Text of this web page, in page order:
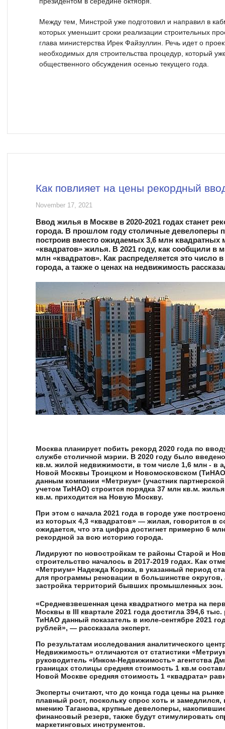
Между тем, Минстрой уже подготовил и направил в
которых уменьшит сроки реализации строительных
глава министерства Ирек Файзуллин. Речь идет о
необходимых для строительства процедур, который
общественного обсуждения осенью текущего года.
Как повлияет на цены рекордный
November 17, 2021
Ввод жилья в Москве в 2020-2021 годах станет
города. В прошлом году столичные девелоперы
построив вместо ожидаемых 3,6 млн квадратных
«квадратов» жилья. В 2021 году, как сообщили в
млн «квадратов». Как распределяется это число
города, а также о ценах на недвижимость
Москва планирует побить рекорд 2020 года по
службе столичной мэрии. В 2020 году было
кв.м. жилой недвижимости, в том числе 1,6 млн - в
Новой Москвы Троицком и Новомосковском
данным компании «Метриум» (участник
учетом ТиНАО) строится порядка 37 млн кв.м.
кв.м. приходится на Новую Москву.
При этом с начала 2021 года в городе уже
из которых 4,3 «квадратов» — жилая, говорится в
ожидается, что эта цифра достигнет примерно 6
рекордной за всю историю города.
Лидируют по новостройкам те районы Старой и
строительство началось в 2017-2019 годах. Как
«Метриум» Надежда Коркка, в указанный период
для программы реновации в большинстве округов,
застройка территорий бывших промышленных зон.
«Средневзвешенная цена квадратного метра на
Москвы в III квартале 2021 года достигла 394,6
ТиНАО данный показатель в июле-сентябре 2021
рублей», — рассказала эксперт.
По результатам исследования аналитического
Недвижимость» отличаются от статистики
руководитель «Инком-Недвижимость» агентства
границах столицы средняя стоимость 1 кв.м
Новой Москве средняя стоимость 1 «квадрата»
Эксперты считают, что до конца года цены на
плавный рост, поскольку спрос хоть и
мнению Таганова, крупные девелоперы,
финансовый резерв, также будут стимулировать
маркетинговых инструментов.